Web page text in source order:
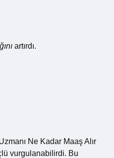
artırdı.
Ne Kadar Maaş Alır
vurgulanabilirdi. Bu